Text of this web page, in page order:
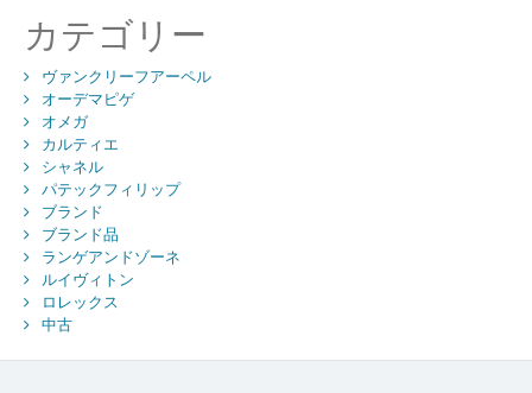
カテゴリー
ヴァンクリーフアーペル
オーデマピゲ
オメガ
カルティエ
シャネル
パテックフィリップ
ブランド
ブランド品
ランゲアンドゾーネ
ルイヴィトン
ロレックス
中古